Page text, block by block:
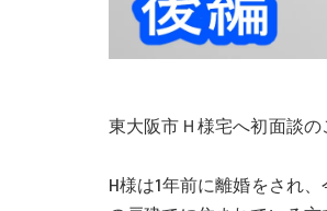
東大阪市Ｈ様宅へ初面談の
H様は1年前に離婚をされ